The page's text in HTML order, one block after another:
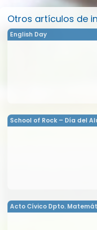
Otros artículos de
English Day
School of Rock – Día del
Acto Cívico Dpto.